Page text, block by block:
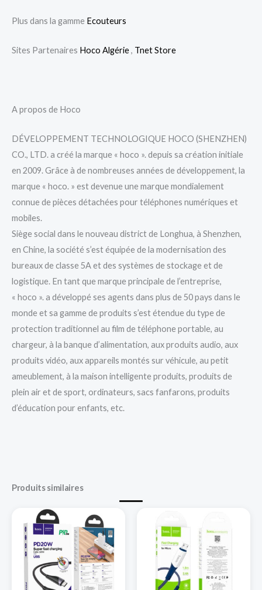
Plus dans la gamme Ecouteurs
Sites Partenaires Hoco Algérie, Tnet Store
A propos de Hoco
DÉVELOPPEMENT TECHNOLOGIQUE HOCO (SHENZHEN)
CO., LTD. a créé la marque « hoco ». depuis sa création initiale
en 2009. Grâce à de nombreuses années de développement, la
marque « hoco. » est devenue une marque mondialement
connue de pièces détachées pour téléphones numériques et
mobiles.
Siège social dans le nouveau district de Longhua, à Shenzhen,
en Chine, la société s’est équipée de la modernisation des
bureaux de classe 5A et des systèmes de stockage et de
logistique. En tant que marque principale de l’entreprise,
« hoco ». a développé ses agents dans plus de 50 pays dans le
monde et sa gamme de produits s’est étendue du type de
protection traditionnel au film de téléphone portable, au
chargeur, à la banque d’alimentation, aux produits audio, aux
produits vidéo, aux appareils montés sur véhicule, au petit
ameublement, à la maison intelligente produits, produits de
plein air et de sport, ordinateurs, sacs fanfarons, produits
d’éducation pour enfants, etc.
Produits similaires